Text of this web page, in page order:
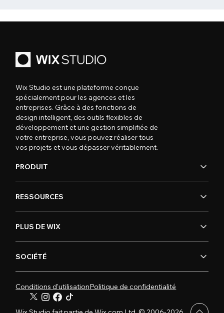
Wix Studio est une plateforme conçue
spécialement pour les agences et les
entreprises. Grâce à des fonctions de
design intelligent, des outils flexibles de
développement et une gestion simplifiée de
votre entreprise, vous pouvez réaliser tous
vos projets et vous dépasser véritablement.
PRODUIT
RESSOURCES
PLUS DE WIX
SOCIÉTÉ
Conditions d'utilisationPolitique de confidentialité